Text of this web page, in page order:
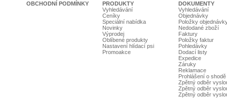
OBCHODNÍ PODMÍNKY
PRODUKTY
Vyhledávání
Ceníky
Speciální nabídka
Novinky
Výprodej
Oblíbené produkty
Nastavení hlídací psi
Promoakce
DOKUMENTY
Vyhledávání
Objednávky
Položky
Nedodané zboží
Faktury
Položky faktur
Pohledávky
Dodací listy
Expedice
Záruky
Reklamace
Prohlášení o shodě
Zpětný odběr
Zpětný odběr
Zpětný odběr